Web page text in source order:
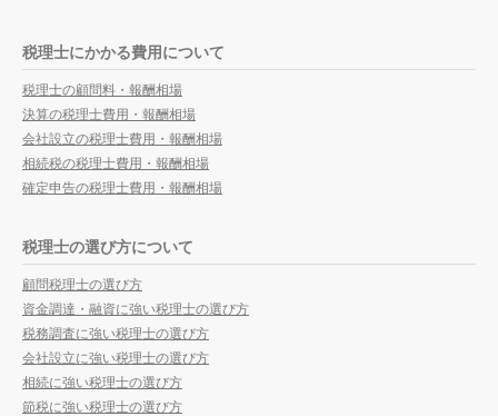
税理士にかかる費用について
税理士の顧問料・報酬相場
決算の税理士費用・報酬相場
会社設立の税理士費用・報酬相場
相続税の税理士費用・報酬相場
確定申告の税理士費用・報酬相場
税理士の選び方について
顧問税理士の選び方
資金調達・融資に強い税理士の選び方
税務調査に強い税理士の選び方
会社設立に強い税理士の選び方
相続に強い税理士の選び方
節税に強い税理士の選び方